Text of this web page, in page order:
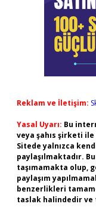
Reklam ve İletişim:
Yasal Uyarı: Bu
veya şahıs şirketi
Sitede yalnızca
paylaşılmaktadır.
taşımamakta olup,
paylaşım
benzerlikleri
taslak halindedir ve